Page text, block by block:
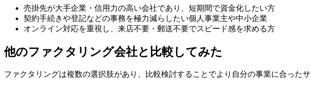
売掛先が大手企業・信用力の高い会社であり、短期間で資金化したい方
契約手続きや登記などの事務を極力減らしたい個人事業主や中小企業
オンライン対応を重視し、来店不要・郵送不要でスピード感を求める方
他のファクタリング会社と比較してみた
ファクタリングは複数の選択肢があり、比較検討することでより自分の事業に合った